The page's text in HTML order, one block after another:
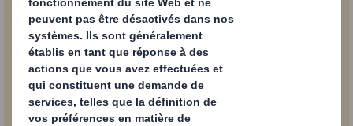
Télécharger